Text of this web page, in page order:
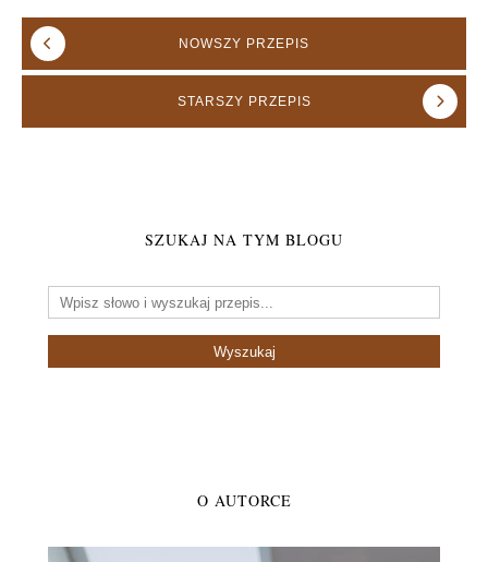
NOWSZY PRZEPIS
STARSZY PRZEPIS
SZUKAJ NA TYM BLOGU
O AUTORCE